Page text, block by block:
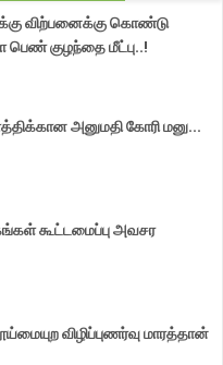
விற்பனைக்கு கொண்டு
பெண் குழந்தை மீட்பு..!
அனுமதி கோரி மனு...
கூட்டமைப்பு அவசர
விழிப்புணர்வு மாரத்தான்